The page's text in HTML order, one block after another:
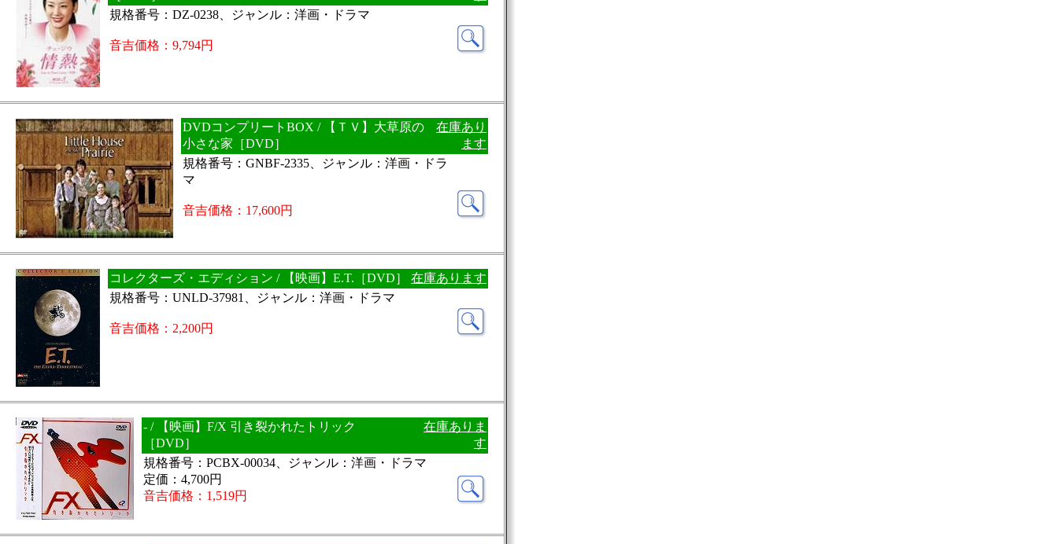
規格番号：DZ-0238、ジャンル：洋画・ドラマ
音吉価格：9,794円
DVDコンプリートBOX / 【ＴＶ】大草原の
小さな家［DVD］
在庫あり
ます
規格番号：GNBF-2335、ジャンル：洋画・ドラ
マ
音吉価格：17,600円
コレクターズ・エディション / 【映画】E.T.［DVD］
在庫あります
規格番号：UNLD-37981、ジャンル：洋画・ドラマ
音吉価格：2,200円
- / 【映画】F/X 引き裂かれたトリック
［DVD］
在庫ありま
す
規格番号：PCBX-00034、ジャンル：洋画・ドラマ
定価：4,700円
音吉価格：1,519円